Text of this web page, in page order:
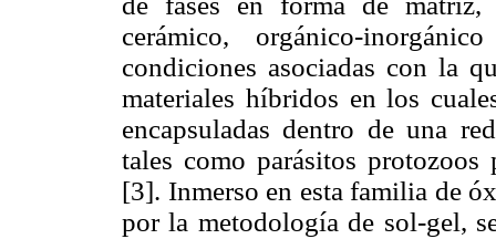
cerámico, orgánico-
condiciones asociadas con la
materiales híbridos en los
encapsuladas dentro de una
tales como parásitos protozoos
[3]. Inmerso en esta familia de
por la metodología de sol-gel,